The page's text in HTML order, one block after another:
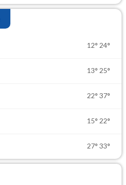
12° 24°
13° 25°
22° 37°
15° 22°
27° 33°